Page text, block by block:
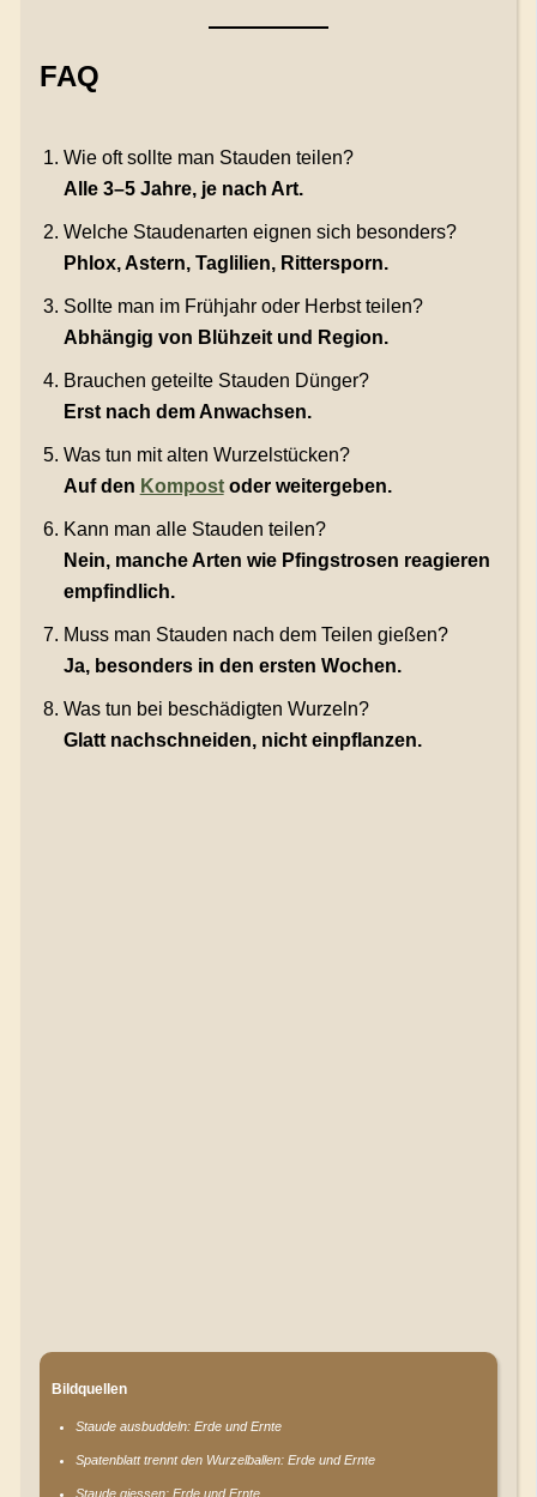
FAQ
Wie oft sollte man Stauden teilen?
Alle 3–5 Jahre, je nach Art.
Welche Staudenarten eignen sich besonders?
Phlox, Astern, Taglilien, Rittersporn.
Sollte man im Frühjahr oder Herbst teilen?
Abhängig von Blühzeit und Region.
Brauchen geteilte Stauden Dünger?
Erst nach dem Anwachsen.
Was tun mit alten Wurzelstücken?
Auf den Kompostoder weitergeben.
Kann man alle Stauden teilen?
Nein, manche Arten wie Pfingstrosen reagieren
empfindlich.
Muss man Stauden nach dem Teilen gießen?
Ja, besonders in den ersten Wochen.
Was tun bei beschädigten Wurzeln?
Glatt nachschneiden, nicht einpflanzen.
Bildquellen
Staude ausbuddeln: Erde und Ernte
Spatenblatt trennt den Wurzelballen: Erde und Ernte
Staude giessen: Erde und Ernte